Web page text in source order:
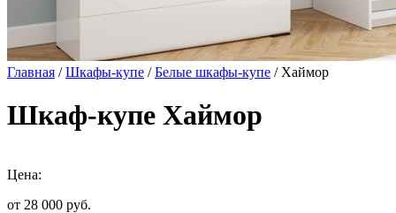
Главная /Шкафы-купе /Белые шкафы-купе / Хаймор
Шкаф-купе Хаймор
Цена:
от 28 000 руб.